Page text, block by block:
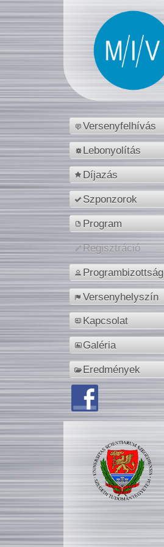
Versenyfelhívás
Lebonyolítás
Díjazás
Szponzorok
Program
Regisztráció
Programbizottság
Versenyhelyszín
Kapcsolat
Galéria
Eredmények